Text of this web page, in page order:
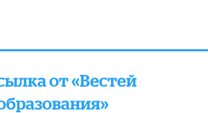
от «Вестей